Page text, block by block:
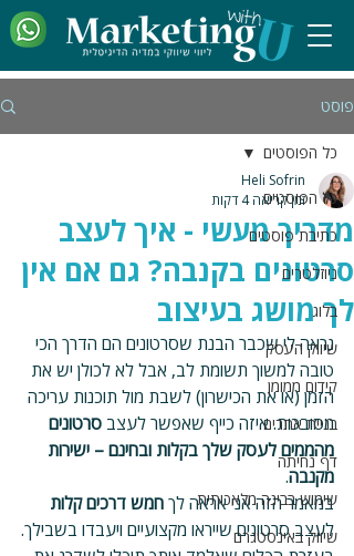
פוסט
כל הפוסטים
כתיבת פוסטים
ניוזלטרים
בלוג
שיווק העסק
קידום ממומן
בניית אתרים
דף נחיתה
שימוש בבינה מלאכותית
שיווק באינסטגרם
כל הפוסטים
מדריך מעשי - איך לעצב
סרטונים בקנבה? גם אם אין
לך מושג בעיצוב
Heli Sofrin
זמן קריאה 4 דקות
נראה לי שכבר הבנת שסרטונים הם הדרך הכי
טובה למשוך תשומת לב, אבל לא לכולן יש את
הזמן (או את הכישרון) לשבת מול תוכנות עריכה
מסובכות. איזה כייף שאפשר לעצב סרטונים
מהממים לעסק שלך בקלות ובחינם – ישירות
מקנבה.
במאמר הזה אני אראה לך חמש דרכים קלות
לעצב סרטונים שייראו מקצועיים ויעבדו בשבילך.